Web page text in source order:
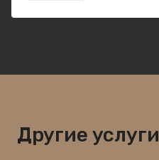
Другие услуги